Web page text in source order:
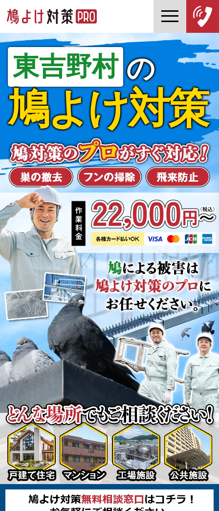
東吉野村 の
鳩よけ対策